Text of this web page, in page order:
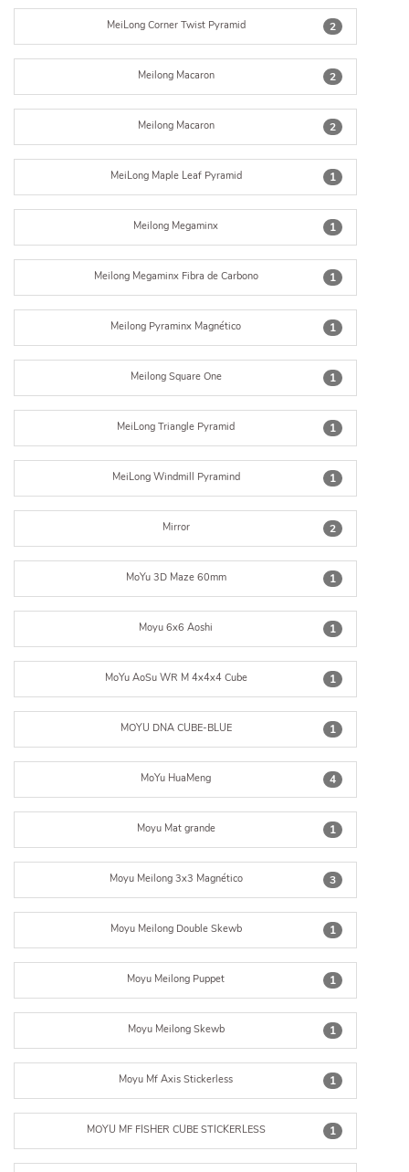
2
MeiLong Corner Twist Pyramid
2
Meilong Macaron
2
Meilong Macaron
1
MeiLong Maple Leaf Pyramid
1
Meilong Megaminx
1
Meilong Megaminx Fibra de Carbono
1
Meilong Pyraminx Magnético
1
Meilong Square One
1
MeiLong Triangle Pyramid
1
MeiLong Windmill Pyramind
2
Mirror
1
MoYu 3D Maze 60mm
1
Moyu 6x6 Aoshi
1
MoYu AoSu WR M 4x4x4 Cube
1
MOYU DNA CUBE-BLUE
4
MoYu HuaMeng
1
Moyu Mat grande
3
Moyu Meilong 3x3 Magnético
1
Moyu Meilong Double Skewb
1
Moyu Meilong Puppet
1
Moyu Meilong Skewb
1
Moyu Mf Axis Stickerless
1
MOYU MF FISHER CUBE STICKERLESS